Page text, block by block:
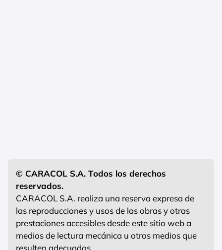
© CARACOL S.A. Todos los derechos
reservados.
CARACOL S.A. realiza una reserva expresa de
las reproducciones y usos de las obras y otras
prestaciones accesibles desde este sitio web a
medios de lectura mecánica u otros medios que
resulten adecuados.